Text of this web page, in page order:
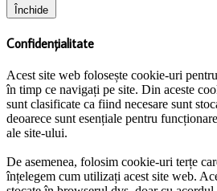
Închide
Confidențialitate
Acest site web folosește cookie-uri
în timp ce navigați pe site. Din aceste
sunt clasificate ca fiind necesare sunt
deoarece sunt esențiale pentru
ale site-ului.
De asemenea, folosim cookie-uri terțe
înțelegem cum utilizați acest site web.